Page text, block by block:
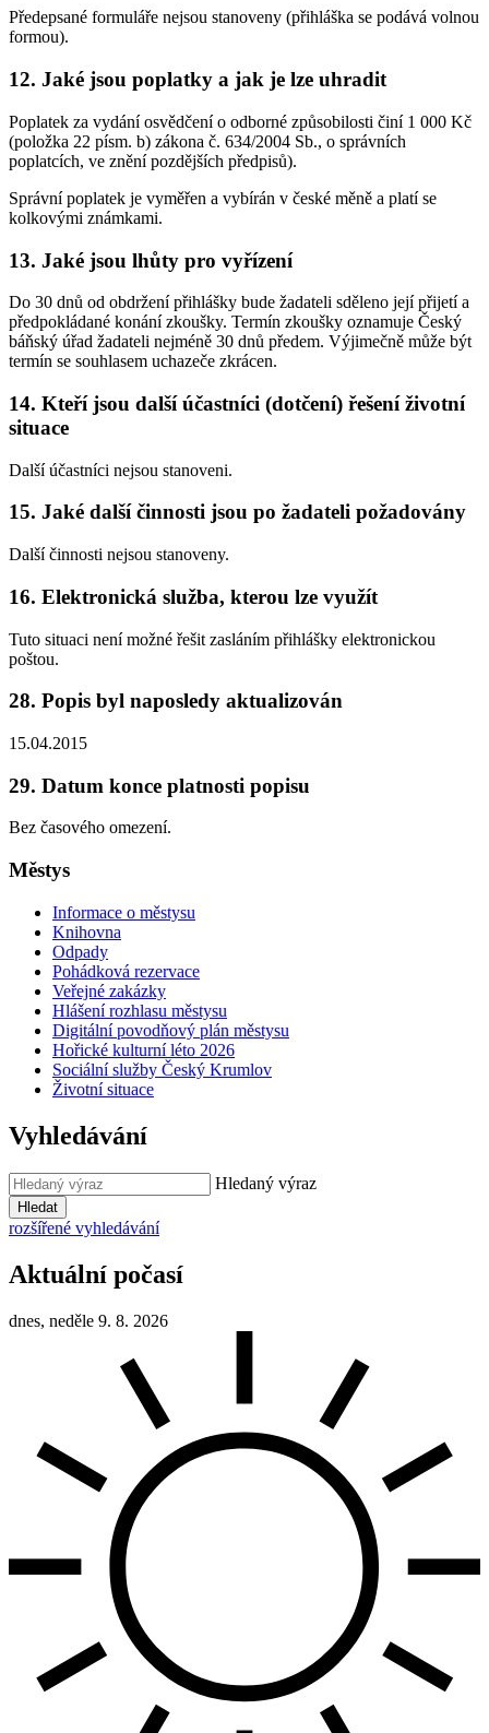
Předepsané formuláře nejsou stanoveny (přihláška se podává volnou
formou).
12. Jaké jsou poplatky a jak je lze uhradit
Poplatek za vydání osvědčení o odborné způsobilosti činí 1 000 Kč
(položka 22 písm. b) zákona č. 634/2004 Sb., o správních
poplatcích, ve znění pozdějších předpisů).
Správní poplatek je vyměřen a vybírán v české měně a platí se
kolkovými známkami.
13. Jaké jsou lhůty pro vyřízení
Do 30 dnů od obdržení přihlášky bude žadateli sděleno její přijetí a
předpokládané konání zkoušky. Termín zkoušky oznamuje Český
báňský úřad žadateli nejméně 30 dnů předem. Výjimečně může být
termín se souhlasem uchazeče zkrácen.
14. Kteří jsou další účastníci (dotčení) řešení životní
situace
Další účastníci nejsou stanoveni.
15. Jaké další činnosti jsou po žadateli požadovány
Další činnosti nejsou stanoveny.
16. Elektronická služba, kterou lze využít
Tuto situaci není možné řešit zasláním přihlášky elektronickou
poštou.
28. Popis byl naposledy aktualizován
15.04.2015
29. Datum konce platnosti popisu
Bez časového omezení.
Městys
Informace o městysu
Knihovna
Odpady
Pohádková rezervace
Veřejné zakázky
Hlášení rozhlasu městysu
Digitální povodňový plán městysu
Hořické kulturní léto 2026
Sociální služby Český Krumlov
Životní situace
Vyhledávání
Hledaný výraz
Hledat
rozšířené vyhledávání
Aktuální počasí
dnes, neděle 9. 8. 2026